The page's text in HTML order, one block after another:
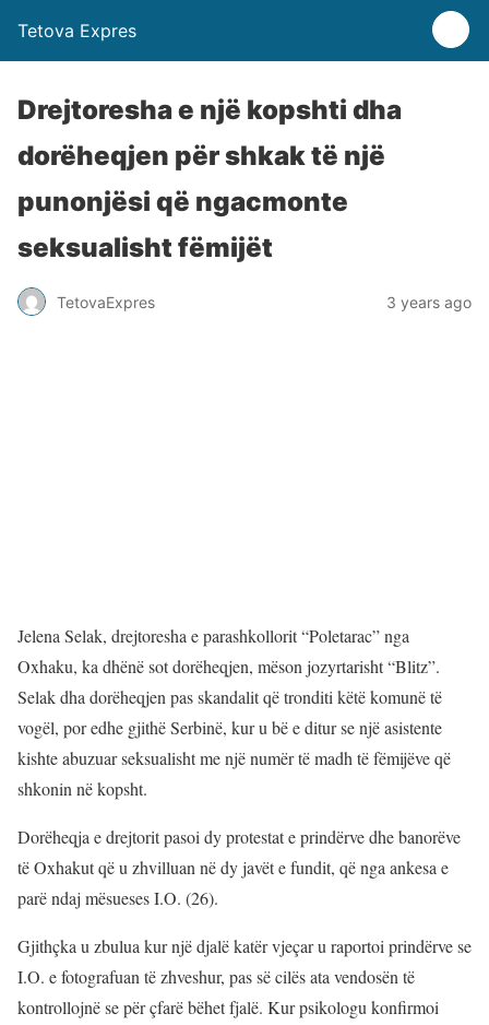
Tetova Expres
Drejtoresha e një kopshti dha
dorëheqjen për shkak të një
punonjësi që ngacmonte
seksualisht fëmijët
TetovaExpres 3 years ago
Jelena Selak, drejtoresha e parashkollorit “Poletarac” nga
Oxhaku, ka dhënë sot dorëheqjen, mëson jozyrtarisht “Blitz”.
Selak dha dorëheqjen pas skandalit që tronditi këtë komunë të
vogël, por edhe gjithë Serbinë, kur u bë e ditur se një asistente
kishte abuzuar seksualisht me një numër të madh të fëmijëve që
shkonin në kopsht.
Dorëheqja e drejtorit pasoi dy protestat e prindërve dhe banorëve
të Oxhakut që u zhvilluan në dy javët e fundit, që nga ankesa e
parë ndaj mësueses I.O. (26).
Gjithçka u zbulua kur një djalë katër vjeçar u raportoi prindërve se
I.O. e fotografuan të zhveshur, pas së cilës ata vendosën të
kontrollojnë se për çfarë bëhet fjalë. Kur psikologu konfirmoi